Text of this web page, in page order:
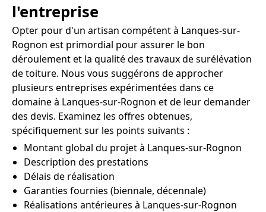
l'entreprise
Opter pour d'un artisan compétent à Lanques-sur-
Rognon est primordial pour assurer le bon
déroulement et la qualité des travaux de surélévation
de toiture. Nous vous suggérons de approcher
plusieurs entreprises expérimentées dans ce
domaine à Lanques-sur-Rognon et de leur demander
des devis. Examinez les offres obtenues,
spécifiquement sur les points suivants :
Montant global du projet à Lanques-sur-Rognon
Description des prestations
Délais de réalisation
Garanties fournies (biennale, décennale)
Réalisations antérieures à Lanques-sur-Rognon